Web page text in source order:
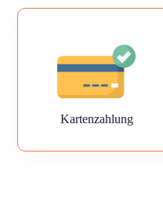
Kartenzahlung